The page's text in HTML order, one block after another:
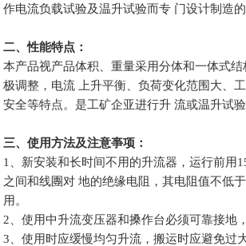
作电流负载试验及温升试验而专 门设计制造的
二、性能特点：
本产品视产品体积、重量采用分体和一体式
极调整，电流 上升平衡、负荷变化范围大、
安全等特点。是工矿企亚进行升 流或温升试验
三、使用方法及注意亊项 ：
1、新安装和长时间不用的升流器，运行前用
之间和线團对 地的绝缘电阻，其电阻值不低
用。
2、使用中升流变压器和搡作台必须可靠接地
3、使用时应缓慢均匀升流，搬运时应避免过